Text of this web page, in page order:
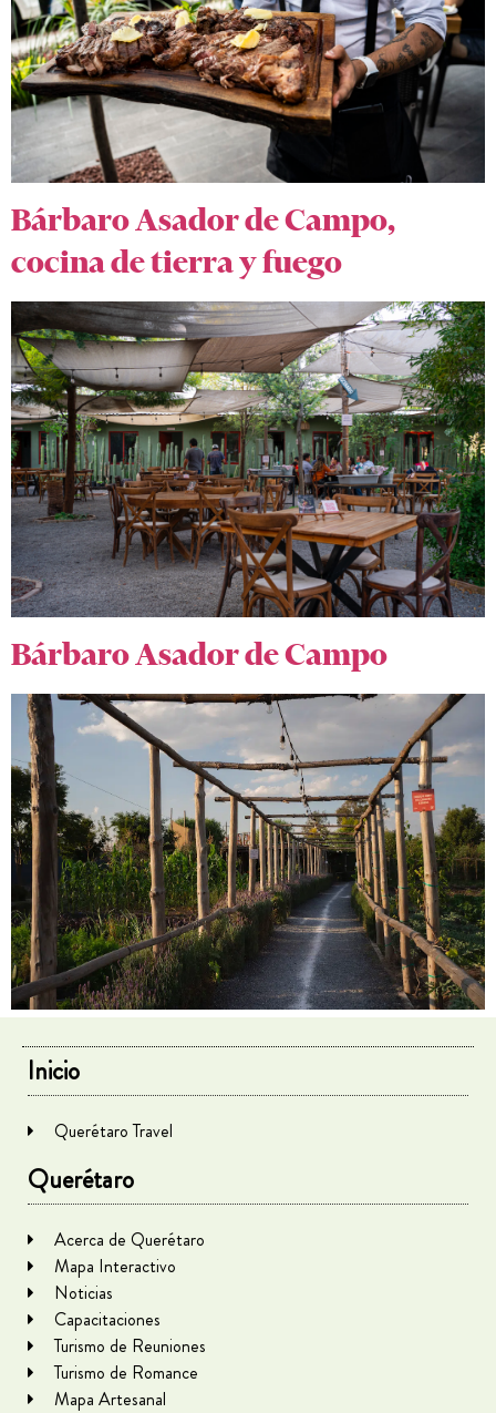
Bárbaro Asador de Campo,
cocina de tierra y fuego
Bárbaro Asador de Campo
Inicio
Querétaro Travel
Querétaro
Acerca de Querétaro
Mapa Interactivo
Noticias
Capacitaciones
Turismo de Reuniones
Turismo de Romance
Mapa Artesanal